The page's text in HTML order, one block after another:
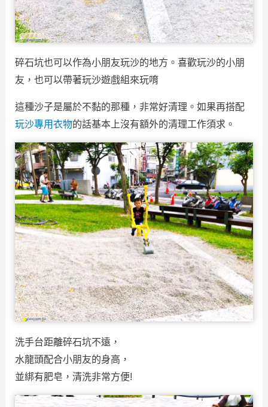
碎石坑也可以作為小朋友玩沙的地方。喜歡玩沙的小朋
友，也可以帶著玩沙遊戲組來玩唷
這種沙子是屬於不黏的那種，非常好清理。如果再搭配
玩沙專用衣物的話基本上沒有額外的清理工作須求。
洗手台距離碎石坑不遠，
水龍頭配合小朋友的身高，
並綁有肥皂，清洗非常方便!